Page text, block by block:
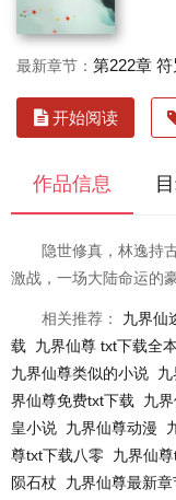
最新章节： 第222章
开始阅读
作品信息
隐世修真，林逸持
激战，一场大陆命运的
相关推荐： 九界仙
载
九界仙尊 txt下载全本
九界仙尊类似的小说
界仙尊免费txt下载
九
皇小说 九界仙尊动漫
尊txt下载八零
九界仙
陨石杖
九界仙尊最新章